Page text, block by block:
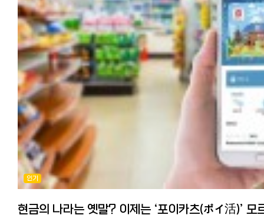
발송이 많아 아마존 프라임을 이용하면 다음 날~2일 내에 도착하고
배송비가 저렴한 것이 가장 큰 특징입니다.
배송비 한 건의 주문 총액이 2,000엔 이상이면 무료 배송인 점포가
많습니다. 프라임 회원은 무료 배송입니다.
아마존에서 한국 화장품 확인하기
라쿠텐 시장 특징 라쿠텐 시장에서도 한국 화장품이 매년 늘어나고
있습니다.
아마존과 마찬가지로 일본 발송이 많아 배송이 1~3일 내로 빠르며, 쇼핑
마라톤이나 라쿠텐 슈퍼 세일 기간을 이용하면 실질적으로 일본 최저가
구매할 수 있는 경우가 많습니다.
라쿠텐 이용자라면 SPU(포인트 배율 상승)로 더욱 저렴하게 한국 화장
구매할 수 있습니다.
배송비 한 건의 주문 총액이 3,980엔 이상이면 무료 배송인 점포가
많습니다. 3,980엔 미만일 경우 약 500~800엔 정도입니다.
라쿠텐 시장에서 한국 화장품 확인하기
DHOLIC(디홀릭) 특징 DHOLIC(디홀릭)도 무신사와 마찬가지로 패션
일본 법인이 운영하고 있어 고객지원이 탄탄하고, 반품·교환도 쉬워 해외
느긋하게 지내고 싶은 분들에게 추천합니다. 교토: "전통과 사색의 시간".
고즈넉한 사찰과 골목을 거닐며 일본의 역사를 느끼고 싶은 분들에게
적합하지만, 넘치는 관광객은 감수해야 합니다.
총평: 나에게 맞는 도시 찾기 현대적인 인프라와 다양한 볼거리가
중요하다면? ➡ 도쿄 사람 냄새 나는 시장과 맛있는 음식, 가성비가
중요하다면? ➡ 오사카 가장 저렴한 비용으로 여유로운 생활을 즐기고
싶다면? ➡ 후쿠오카 일본 특유의 전통적인 미학에 푹 빠지고 싶다면? ➡
교토
여러분의 일본 한달살기 드림 시티는 어디인가요?
댓글로 여러분의 계획이나 궁금한 점을 공유해 주세요! 다음 포스팅에서
각 도시별 숙소 예약 꿀팁을 소개해 드릴게요.
#일본한달살기 #일본여행 #도쿄한달살기 #오사카한달살기 #
후쿠오카한달살기 #교토한달살기 #일본생활비 #일본날씨 #
한달살기추천 #해외한달살기
예시 비교 도쿄: "そうですね (소데스네 / 그렇네요)" - 정중한 동의 오사카:
"そやな〜！ (소야나 / 그렇지~!)" - 친근한 맞장구 3. 인간관계와 대화
방식 도쿄 사람: 타인에게 폐를 끼치지 않는 '메이와쿠(迷惑)' 문화를
최우선으로 합니다. 처음엔 조심스럽고 경계하는 듯 보이지만, 한 번 쌓인
신뢰는 깊고 오래갑니다. 엘리베이터나 전철에서는 침묵이 기본 매너입
오사카 사람: 개방적이고 정이 많습니다. 초면에도 스스럼없이 말을 걸며,
시장이나 식당에서도 사장님과 손님이 친구처럼 농담을 주고받는 풍경이
흔합니다. 모르는 사람에게 길을 물어도 자기 일처럼 친절하게 알려주는
'따뜻한 오지랖'이 특징입니다. 4. 돈을 쓰는 법: 품격 vs 가성비 두 지역의
경제 관념은 확연히 다릅니다. 도쿄: 브랜드와 품질, 그리고 **'트렌드'**를
중시합니다. 가격이 비싸더라도 내 삶의 가치를 높여주는 물건이라면
기꺼이 지불합니다. (자랑할 때: "이거 정말 비싼 거야.") 오사카: 실용성과
'가성비'가 최고입니다. "손해 보는 것은 절대 못 참는다"는 상인 기질이
있어, 흥정하는 것을 부끄러워하지 않습니다. (자랑할 때: "이거 원래 비싼
건데 이만큼 싸게 샀다!") 요시모토 만자이 공연모습(보케와 츠코미) 5.
유머의 본고장, 오사카의 '보케와 츠코미' 오사카는 일본 개그(만자이)의
성지입니다. 일상 대화에서도 웃음을 주는 것이 일종의 의무처럼
여겨집니다. 보케(Boke): 엉뚱한 짓을 하거나 바보 같은 말을 하는 역할.
츠코미(Tsukkomi): 보케의 실수를 날카롭게 지적하며 웃음을 유발하는
인기